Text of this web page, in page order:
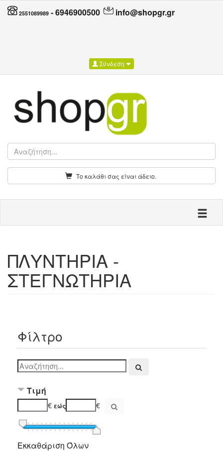
2551089989 -6946900500 info@shopgr.gr
Σύνδεση
Το καλάθι σας είναι άδειο.
Toggle
ΠΛΥΝΤΗΡΙΑ -
ΣΤΕΓΝΩΤΗΡΙΑ
Φίλτρο
Τιμή
€ εώς €
Εκκαθάριση Όλων